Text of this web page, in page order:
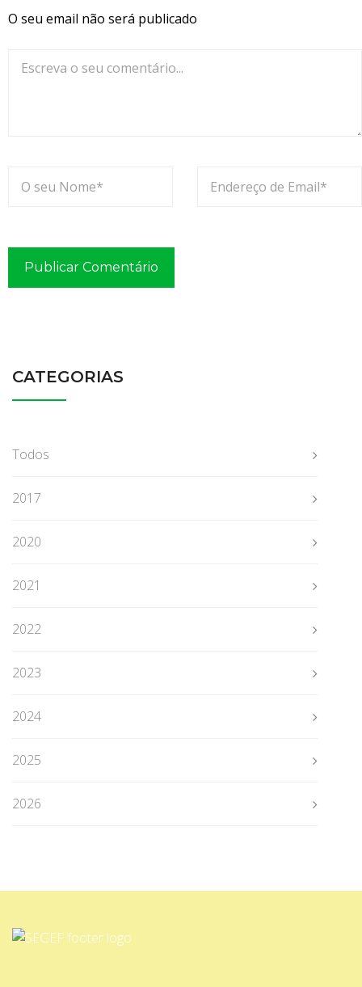
v
a
O seu email não será publicado
CATEGORIAS
Todos
2017
2020
2021
2022
2023
2024
2025
2026